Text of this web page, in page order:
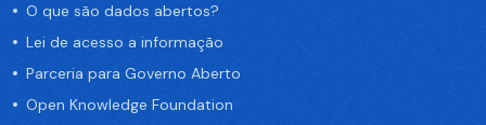
O que são dados abertos?
Lei de acesso a informação
Parceria para Governo Aberto
Open Knowledge Foundation